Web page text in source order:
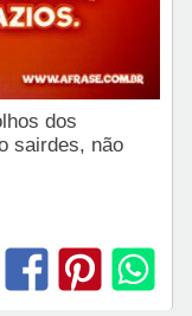
dos
sairdes, não